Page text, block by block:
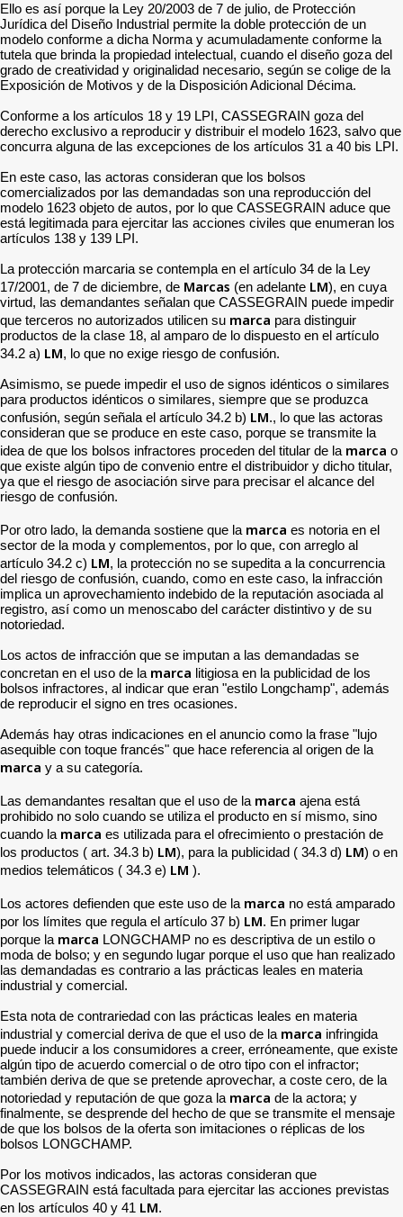
Ello es así porque la Ley 20/2003 de 7 de julio, de Protección
Jurídica del Diseño Industrial permite la doble protección de un
modelo conforme a dicha Norma y acumuladamente conforme la
tutela que brinda la propiedad intelectual, cuando el diseño goza del
grado de creatividad y originalidad necesario, según se colige de la
Exposición de Motivos y de la Disposición Adicional Décima.
Conforme a los artículos 18 y 19 LPI, CASSEGRAIN goza del
derecho exclusivo a reproducir y distribuir el modelo 1623, salvo que
concurra alguna de las excepciones de los artículos 31 a 40 bis LPI.
En este caso, las actoras consideran que los bolsos
comercializados por las demandadas son una reproducción del
modelo 1623 objeto de autos, por lo que CASSEGRAIN aduce que
está legitimada para ejercitar las acciones civiles que enumeran los
artículos 138 y 139 LPI.
La protección marcaria se contempla en el artículo 34 de la Ley
17/2001, de 7 de diciembre, de Marcas (en adelante LM), en cuya
virtud, las demandantes señalan que CASSEGRAIN puede impedir
que terceros no autorizados utilicen su marca para distinguir
productos de la clase 18, al amparo de lo dispuesto en el artículo
34.2 a) LM, lo que no exige riesgo de confusión.
Asimismo, se puede impedir el uso de signos idénticos o similares
para productos idénticos o similares, siempre que se produzca
confusión, según señala el artículo 34.2 b) LM., lo que las actoras
consideran que se produce en este caso, porque se transmite la
idea de que los bolsos infractores proceden del titular de la marca o
que existe algún tipo de convenio entre el distribuidor y dicho titular,
ya que el riesgo de asociación sirve para precisar el alcance del
riesgo de confusión.
Por otro lado, la demanda sostiene que la marca es notoria en el
sector de la moda y complementos, por lo que, con arreglo al
artículo 34.2 c) LM, la protección no se supedita a la concurrencia
del riesgo de confusión, cuando, como en este caso, la infracción
implica un aprovechamiento indebido de la reputación asociada al
registro, así como un menoscabo del carácter distintivo y de su
notoriedad.
Los actos de infracción que se imputan a las demandadas se
concretan en el uso de la marca litigiosa en la publicidad de los
bolsos infractores, al indicar que eran "estilo Longchamp", además
de reproducir el signo en tres ocasiones.
Además hay otras indicaciones en el anuncio como la frase "lujo
asequible con toque francés" que hace referencia al origen de la
marca y a su categoría.
Las demandantes resaltan que el uso de la marca ajena está
prohibido no solo cuando se utiliza el producto en sí mismo, sino
cuando la marca es utilizada para el ofrecimiento o prestación de
los productos ( art. 34.3 b) LM), para la publicidad ( 34.3 d) LM) o en
medios telemáticos ( 34.3 e) LM ).
Los actores defienden que este uso de la marca no está amparado
por los límites que regula el artículo 37 b) LM. En primer lugar
porque la marca LONGCHAMP no es descriptiva de un estilo o
moda de bolso; y en segundo lugar porque el uso que han realizado
las demandadas es contrario a las prácticas leales en materia
industrial y comercial.
Esta nota de contrariedad con las prácticas leales en materia
industrial y comercial deriva de que el uso de la marca infringida
puede inducir a los consumidores a creer, erróneamente, que existe
algún tipo de acuerdo comercial o de otro tipo con el infractor;
también deriva de que se pretende aprovechar, a coste cero, de la
notoriedad y reputación de que goza la marca de la actora; y
finalmente, se desprende del hecho de que se transmite el mensaje
de que los bolsos de la oferta son imitaciones o réplicas de los
bolsos LONGCHAMP.
Por los motivos indicados, las actoras consideran que
CASSEGRAIN está facultada para ejercitar las acciones previstas
en los artículos 40 y 41 LM.